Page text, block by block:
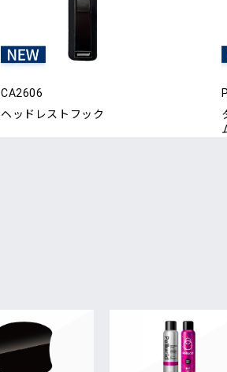
CA2606
ヘッドレストフック